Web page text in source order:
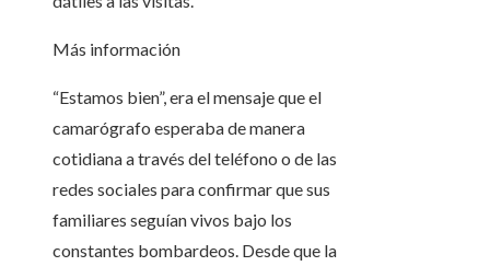
Más información
“Estamos bien”, era el mensaje que el
camarógrafo esperaba de manera
cotidiana a través del teléfono o de las
redes sociales para confirmar que sus
familiares seguían vivos bajo los
constantes bombardeos. Desde que la